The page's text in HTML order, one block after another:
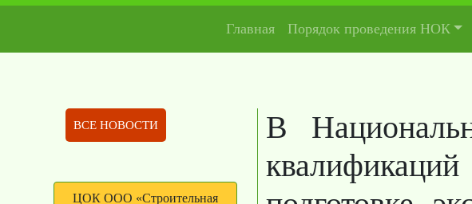
Главная Порядок проведения НОК
ВСЕ НОВОСТИ
ЦОК ООО «Строительная
В